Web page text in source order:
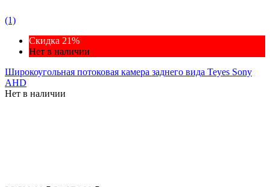
(1)
Скидка 21%
Нет в наличии
Широкоугольная потоковая камера заднего вида Teyes Sony
AHD
Нет в наличии